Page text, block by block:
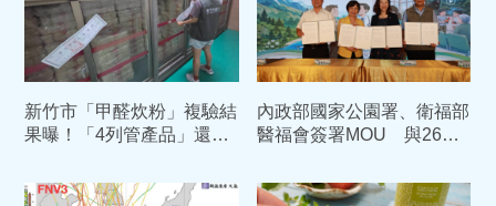
新竹市「甲醛炊粉」複驗結
果曝！「4列管產品」還是
內政部國家公園署、衛福部
醫福會簽署MOU 與26家